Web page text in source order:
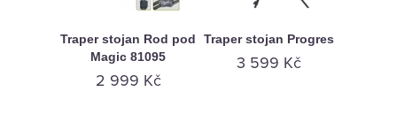
Traper stojan Rod pod
Magic 81095
2 999 Kč
Traper stojan Progres
3 599 Kč